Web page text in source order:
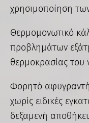
χρησιμοποίηση
Θερμομονωτικό
προβλημάτων
θερμοκρασίας του
Φορητό
χωρίς ειδικές
δεξαμενή